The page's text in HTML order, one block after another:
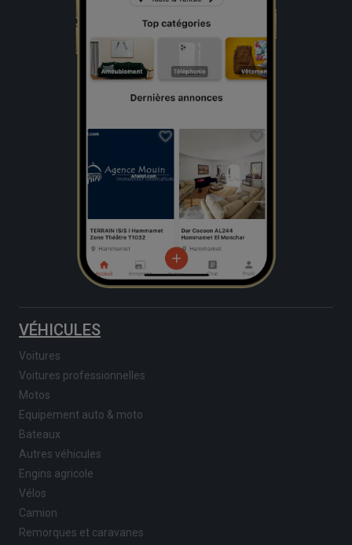
VÉHICULES
Voitures
Voitures professionnelles
Motos
Equipement auto & moto
Bateaux
Autres véhicules
Engins agricole
Vélos
Camion
Remorques et caravanes